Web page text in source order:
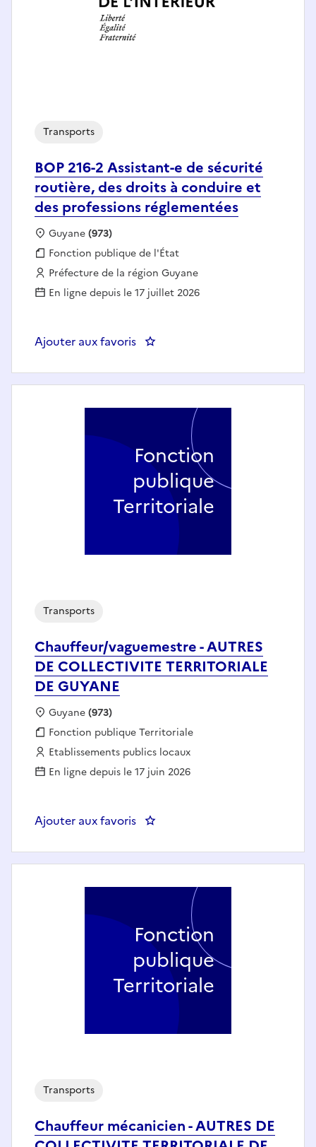
BOP 216-2 Assistant-e de sécurité
routière, des droits à conduire et
des professions réglementées
Transports
Localisation :
Guyane(973)
Fonction publique :
Fonction publique de l'État
Employeur :
Préfecture de la région Guyane
En ligne depuis le 17 juillet 2026
Ajouter aux favoris : BOP 216-2 Assistant-e de
Chauffeur/vaguemestre - AUTRES
DE COLLECTIVITE TERRITORIALE
DE GUYANE
Transports
Localisation :
Guyane(973)
Fonction publique :
Fonction publique Territoriale
Employeur :
Etablissements publics locaux
En ligne depuis le 17 juin 2026
Ajouter aux favoris : Chauffeur/vaguemestre -
Fonction
publique
Territoriale
Chauffeur mécanicien - AUTRES DE
Transports
Fonction
publique
Territoriale